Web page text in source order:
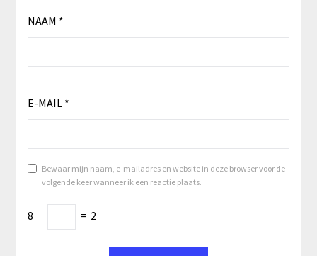
NAAM *
E-MAIL *
Bewaar mijn naam, e-mailadres en website in deze browser voor de
volgende keer wanneer ik een reactie plaats.
8 − = 2